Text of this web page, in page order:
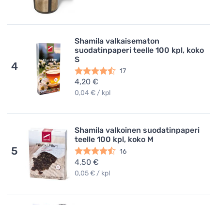
4
Shamila valkaisematon
suodatinpaperi teelle 100 kpl, koko
S
17
4,20 €
0,04 € / kpl
5
Shamila valkoinen suodatinpaperi
teelle 100 kpl, koko M
16
4,50 €
0,05 € / kpl